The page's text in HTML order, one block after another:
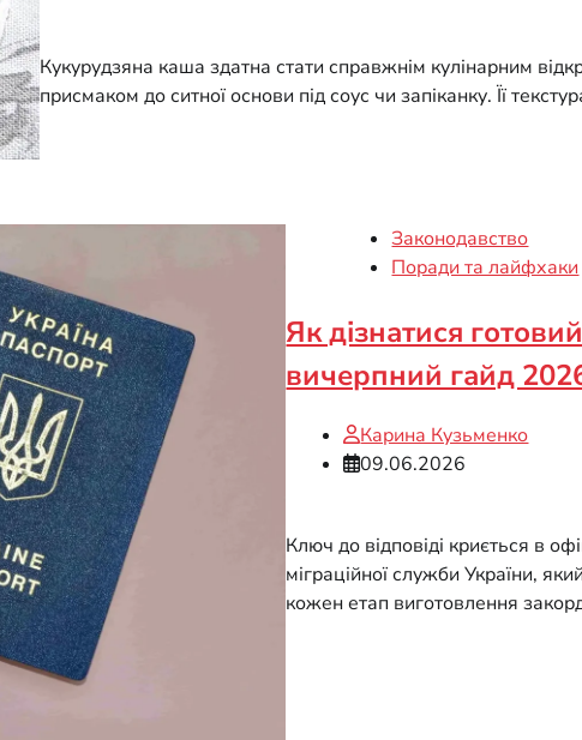
Кукурудзяна каша здатна стати справжнім кулінарним
присмаком до ситної основи під соус чи запіканку. Її
Законодавство
Поради та лайфхаки
Як дізнатися
вичерпний гайд
Карина Кузьменко
09.06.2026
Ключ до відповіді криється в
міграційної служби України,
кожен етап виготовлення